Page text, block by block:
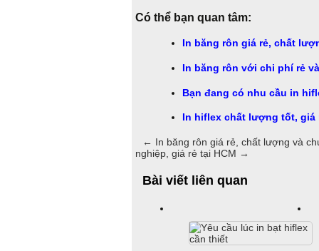
Có thể bạn quan tâm:
In băng rôn giá rẻ, chất
In băng rôn với chi phí rẻ
Bạn đang có nhu cầu in
In hiflex chất lượng tốt, giá
← In băng rôn giá rẻ, chất lượng và
nghiệp, giá rẻ tại HCM →
Bài viết liên quan